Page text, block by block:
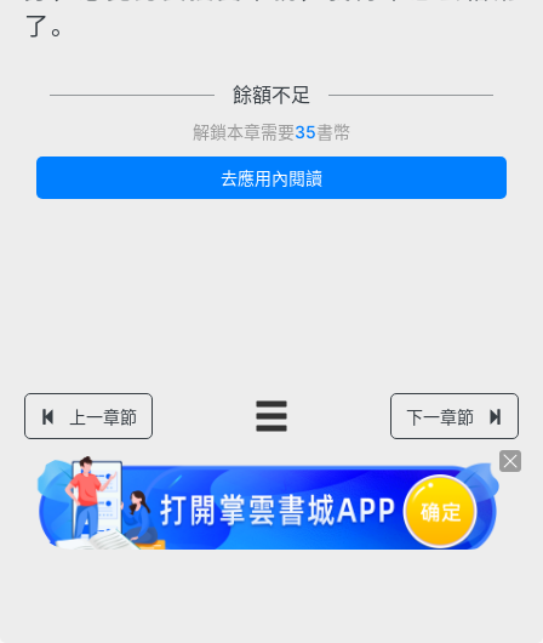
了。
餘額不足
解鎖本章需要35書幣
去應用內閱讀
上一章節 下一章節